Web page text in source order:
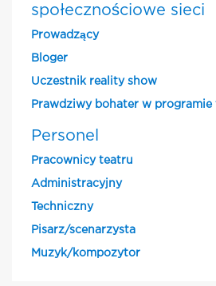
społecznościowe sieci
Prowadzący
Bloger
Uczestnik reality show
Prawdziwy bohater w
Personel
Pracownicy teatru
Administracyjny
Techniczny
Pisarz/scenarzysta
Muzyk/kompozytor